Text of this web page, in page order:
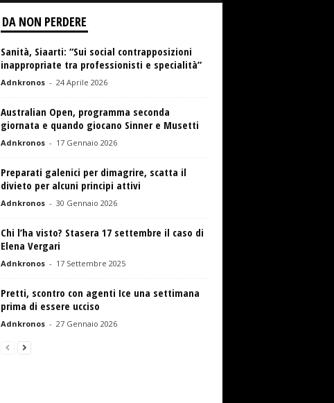
DA NON PERDERE
Sanità, Siaarti: “Sui social contrapposizioni
inappropriate tra professionisti e specialità”
Adnkronos - 24 Aprile 2026
Australian Open, programma seconda
giornata e quando giocano Sinner e Musetti
Adnkronos - 17 Gennaio 2026
Preparati galenici per dimagrire, scatta il
divieto per alcuni principi attivi
Adnkronos - 30 Gennaio 2026
Chi l’ha visto? Stasera 17 settembre il caso di
Elena Vergari
Adnkronos - 17 Settembre 2025
Pretti, scontro con agenti Ice una settimana
prima di essere ucciso
Adnkronos - 27 Gennaio 2026